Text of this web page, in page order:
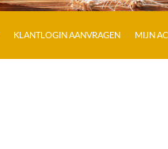
KLANTLOGIN AANVRAGEN MIJN